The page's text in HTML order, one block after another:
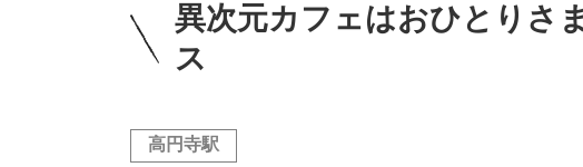
異次元カフェはおひとりさ
ス
高円寺駅